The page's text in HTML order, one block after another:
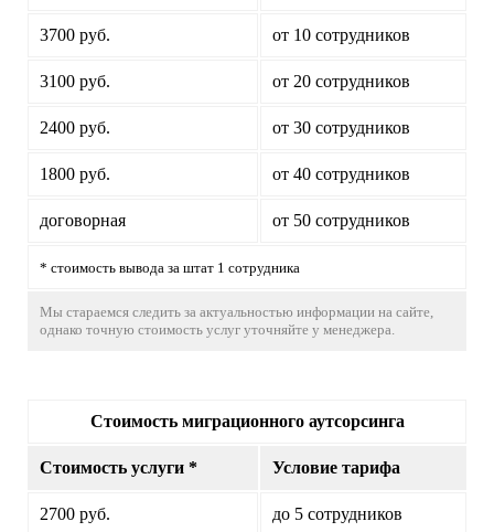
3700 руб. от 10 сотрудников
3100 руб. от 20 сотрудников
2400 руб. от 30 сотрудников
1800 руб. от 40 сотрудников
договорная от 50 сотрудников
* стоимость вывода за штат 1 сотрудника
Мы стараемся следить за актуальностью информации на сайте,
однако точную стоимость услуг уточняйте у менеджера.
Стоимость миграционного аутсорсинга
Стоимость услуги * Условие тарифа
2700 руб. до 5 сотрудников